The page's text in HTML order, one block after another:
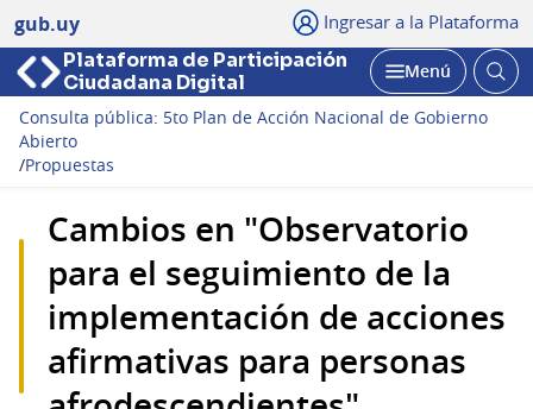
gub.uy Ingresar a la Plataforma
Plataforma de Participación
Ciudadana Digital
Abrir
Menú
Consulta pública: 5to Plan de Acción Nacional de Gobierno
Abierto
/Propuestas
Cambios en "Observatorio
para el seguimiento de la
implementación de acciones
afirmativas para personas